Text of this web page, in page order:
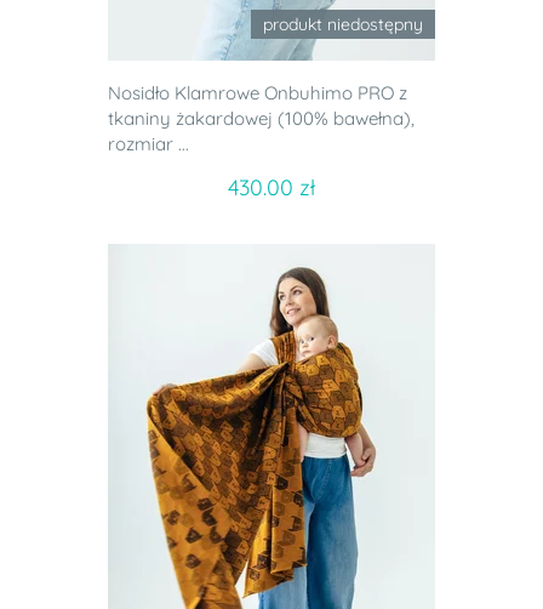
produkt niedostępny
Nosidło Klamrowe Onbuhimo PRO z
tkaniny żakardowej (100% bawełna),
rozmiar ...
430.00 zł